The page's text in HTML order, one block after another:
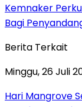
Kemnaker
Bagi
Berita Terkait
Minggu, 26 Juli
Hari Mangrove